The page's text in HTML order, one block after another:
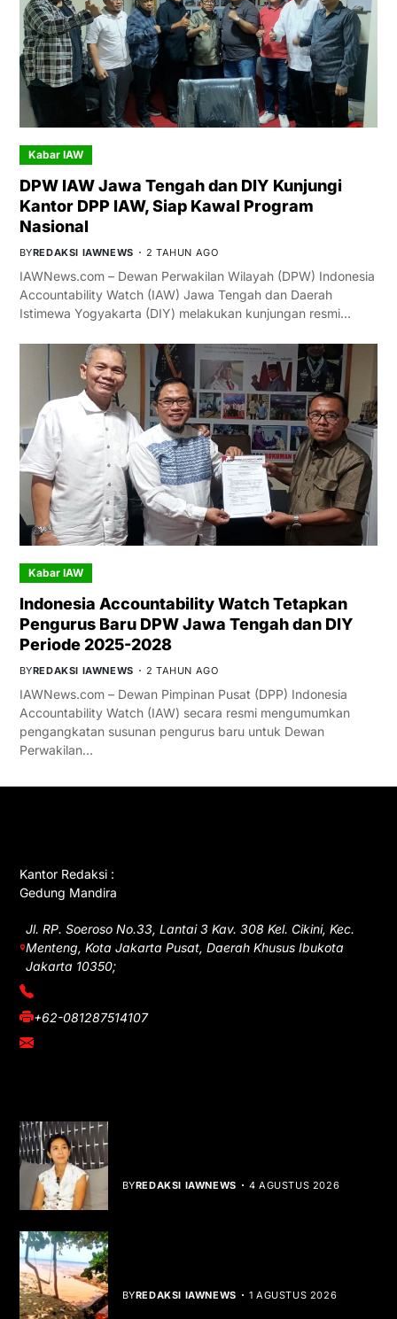
Kabar IAW
DPW IAW Jawa Tengah dan DIY Kunjungi
Kantor DPP IAW, Siap Kawal Program
Nasional
BYREDAKSI IAWNEWS 2 TAHUN AGO
IAWNews.com – Dewan Perwakilan Wilayah (DPW) Indonesia
Accountability Watch (IAW) Jawa Tengah dan Daerah
Istimewa Yogyakarta (DIY) melakukan kunjungan resmi…
Kabar IAW
Indonesia Accountability Watch Tetapkan
Pengurus Baru DPW Jawa Tengah dan DIY
Periode 2025-2028
BYREDAKSI IAWNEWS 2 TAHUN AGO
IAWNews.com – Dewan Pimpinan Pusat (DPP) Indonesia
Accountability Watch (IAW) secara resmi mengumumkan
pengangkatan susunan pengurus baru untuk Dewan
Perwakilan…
Kantor Redaksi :
Gedung Mandira
Jl. RP. Soeroso No.33, Lantai 3 Kav. 308 Kel. Cikini, Kec.
Menteng, Kota Jakarta Pusat, Daerah Khusus Ibukota
Jakarta 10350;
(021) 3908026
+62-081287514107
adm@iawnews.com
BYREDAKSI IAWNEWS 4 AGUSTUS 2026
BYREDAKSI IAWNEWS 1 AGUSTUS 2026